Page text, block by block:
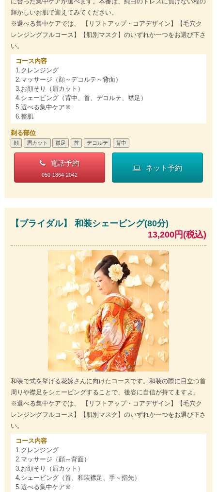
輝かしいお肌で迎えてみてください。
※選べる集中ケアでは、 【リフトアップ・コアデザイン】【毛穴ク
レンジングフルコース】【肌別マスク】のいずれか一つをお選び下さ
い。
コース内容
1.クレンジング
2.マッサージ（顔～デコルテ～背面）
3.お顔そり（眉カット）
4.シェービング（背中、首、デコルテ、襟足）
5.選べる集中ケア※
6.整肌
剃る部位
顔 眉カット 襟足 首 デコルテ 背中
電話予約
050-1864-2042
ネット予約
【ブライダル】 和装シェービング(80分)
13,200円(税込)
和装で式を挙げる花嫁さんに向けたコースです。和装の際に目立つ首
周りや襟足をシェービングすることで、後姿に自信が持てますよ。
※選べる集中ケアでは、 【リフトアップ・コアデザイン】【毛穴ク
レンジングフルコース】【肌別マスク】のいずれか一つをお選び下さ
い。
コース内容
1.クレンジング
2.マッサージ（顔～背面）
3.お顔そり（眉カット）
4.シェービング（首、和装襟足、手～指先）
5.選べる集中ケア※